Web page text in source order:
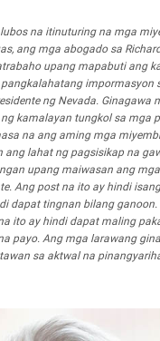
na itinuturing na mga
ang mga abogado sa
upang mapabuti ang
impormasyon
ng Nevada. Ginagawa
kamalayan tungkol sa mga
na ang aming mga
ang lahat ng pagsisikap na
upang maiwasan ang
Ang post na ito ay hindi
dapat tingnan bilang ganoon.
ito ay hindi dapat maling
payo. Ang mga larawang
sa aktwal na